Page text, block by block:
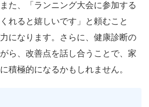
た、「ランニング大会に参加する
れると嬉しいです」と頼むこと
になります。さらに、健康診断の
ら、改善点を話し合うことで、家
積極的になるかもしれません。